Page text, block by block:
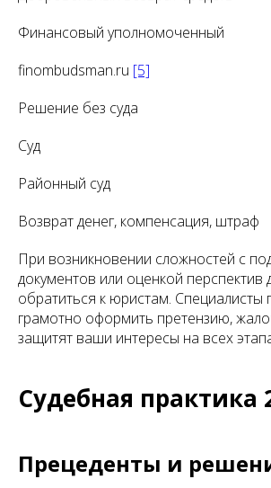
Финансовый уполномоченный
finombudsman.ru [5]
Решение без суда
Суд
Районный суд
Возврат денег, компенсация, штраф
При возникновении сложностей с
документов или оценкой перспектив
обратиться к юристам. Специалисты
грамотно оформить претензию,
защитят ваши интересы на всех
Судебная практика
Прецеденты и